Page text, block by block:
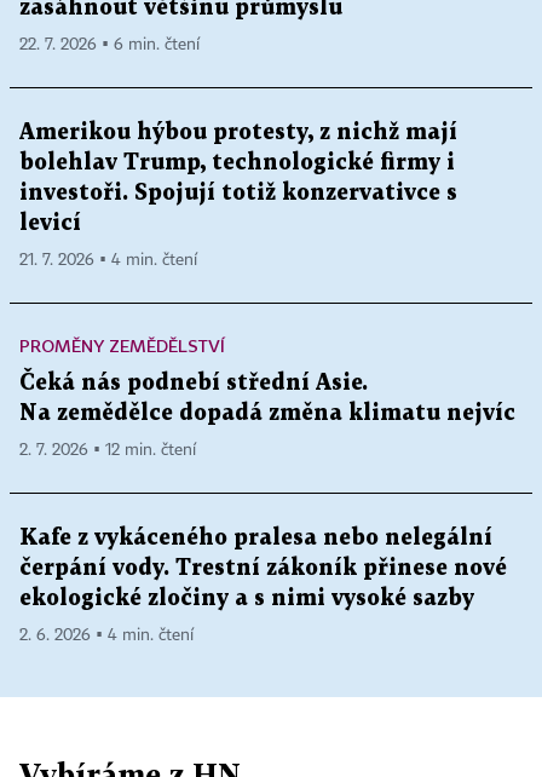
zasáhnout většinu průmyslu
22. 7. 2026 ▪ 6 min. čtení
Amerikou hýbou protesty, z nichž mají
bolehlav Trump, technologické firmy i
investoři. Spojují totiž konzervativce s
levicí
21. 7. 2026 ▪ 4 min. čtení
PROMĚNY ZEMĚDĚLSTVÍ
Čeká nás podnebí střední Asie.
Na zemědělce dopadá změna klimatu nejvíc
2. 7. 2026 ▪ 12 min. čtení
Kafe z vykáceného pralesa nebo nelegální
čerpání vody. Trestní zákoník přinese nové
ekologické zločiny a s nimi vysoké sazby
2. 6. 2026 ▪ 4 min. čtení